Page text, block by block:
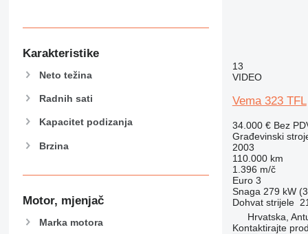
AP
C-series
D series
M-series
MH
Karakteristike
Neto težina
Radnih sati
Kapacitet podizanja
Brzina
Motor, mjenjač
Marka motora
13
VIDEO
Vema 323 TFL
34.000 € Bez
Građevinski
2003
110.000 km
1.396 m/č
Euro 3
Snaga 279 kW
Dohvat strijele
Hrvatska,
Kontaktirajte